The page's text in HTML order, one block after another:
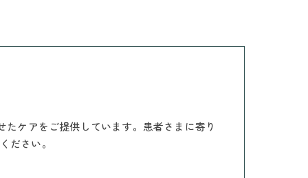
ケアをご提供しています。患者さまに寄り
ださい。